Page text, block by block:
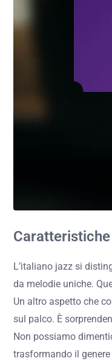
L’italiano jazz si
da melodie uniche.
Un altro aspetto che
sul palco. È
Non possiamo
trasformando il